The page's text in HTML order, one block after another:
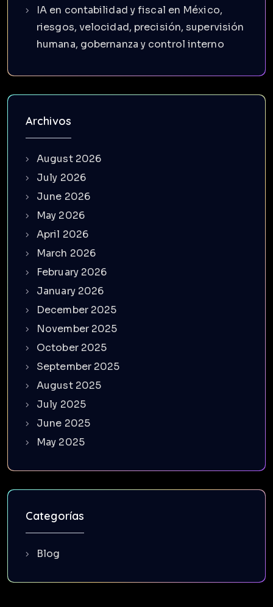
IA en contabilidad y fiscal en México,
riesgos, velocidad, precisión, supervisión
humana, gobernanza y control interno
Archivos
August 2026
July 2026
June 2026
May 2026
April 2026
March 2026
February 2026
January 2026
December 2025
November 2025
October 2025
September 2025
August 2025
July 2025
June 2025
May 2025
Categorías
Blog